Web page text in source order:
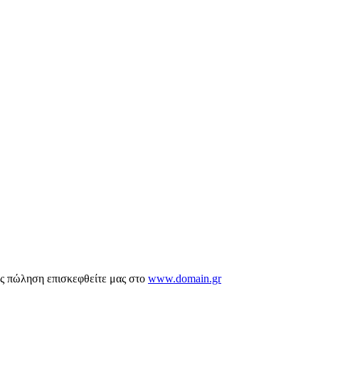
πώληση επισκεφθείτε μας στο www.domain.gr